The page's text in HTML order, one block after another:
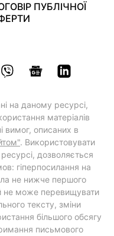
ПУБЛІЧНОЇ
на даному ресурсі,
матеріалів
вимог, описаних в
. Використовувати
дозволяється
гіперпосилання на
не нижче першого
не може перевищувати
тексту, зміни
більшого обсягу
письмового